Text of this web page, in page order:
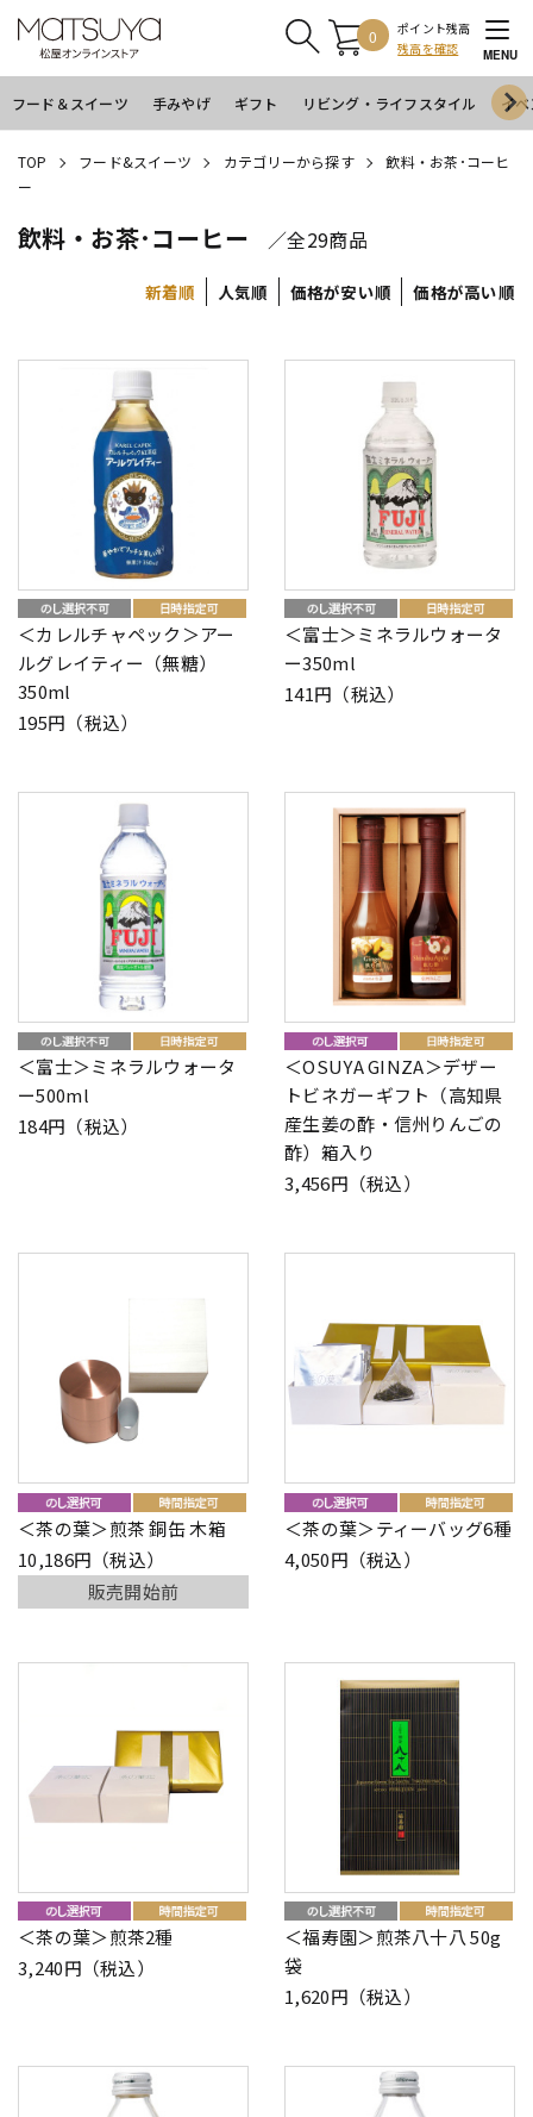
0
ポイント残高
残高を確認
MENU
フード＆スイーツ 手みやげ ギフト リビング・ライフスタイル イ
TOP フード&スイーツ カテゴリーから探す
飲料・お茶･コーヒ
ー
飲料・お茶･コーヒー ／全29商品
新着順 人気順 価格が安い順 価格が高い順
＜カレルチャペック＞アー
ルグレイティー（無糖）
350ml
195円（税込）
＜富士＞ミネラルウォータ
ー350ml
141円（税込）
＜富士＞ミネラルウォータ
ー500ml
184円（税込）
＜OSUYA GINZA＞デザー
トビネガーギフト（高知県
産生姜の酢・信州りんごの
酢）箱入り
3,456円（税込）
＜茶の葉＞煎茶 銅缶 木箱
10,186円（税込）
販売開始前
＜茶の葉＞ティーバッグ6種
4,050円（税込）
＜茶の葉＞煎茶2種
3,240円（税込）
＜福寿園＞煎茶八十八 50g
袋
1,620円（税込）